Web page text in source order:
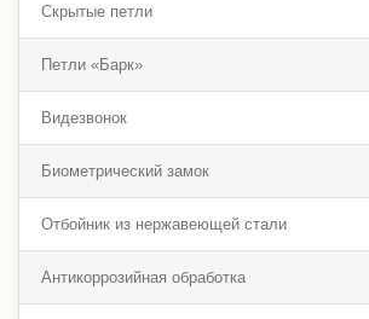
Скрытые петли
Петли «Барк»
Видезвонок
Биометрический замок
Отбойник из нержавеющей стали
Антикоррозийная обработка